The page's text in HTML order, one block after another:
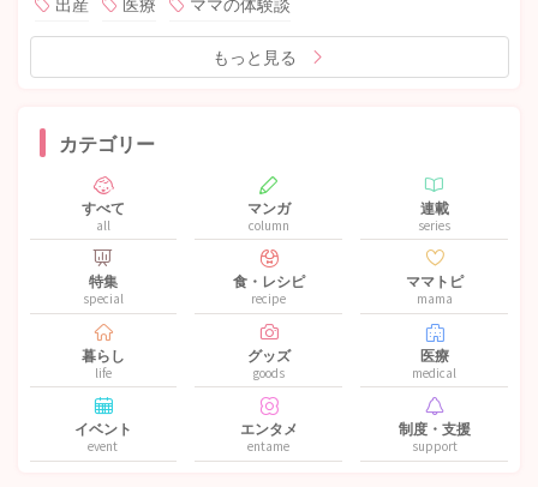
もっと見る
カテゴリー
すべて
all
マンガ
column
連載
series
特集
special
食・レシピ
recipe
ママトピ
mama
暮らし
life
グッズ
goods
医療
medical
イベント
event
エンタメ
entame
制度・支援
support